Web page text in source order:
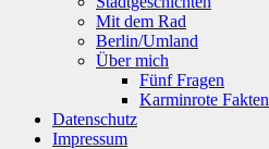
Mit dem Rad
Berlin/Umland
Über mich
Fünf Fragen
Karminrote Fakten
Datenschutz
Impressum